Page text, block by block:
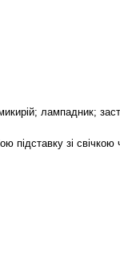
лампадник;
підставку зі